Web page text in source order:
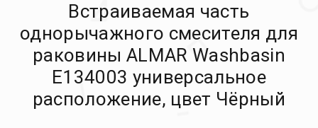
Встраиваемая часть
однорычажного смесителя для
раковины ALMAR Washbasin
E134003 универсальное
расположение, цвет Чёрный